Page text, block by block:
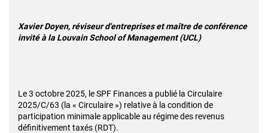
Xavier Doyen, réviseur d'entreprises et maître de conférence
invité à la Louvain School of Management (UCL)
Le 3 octobre 2025, le SPF Finances a publié la Circulaire
2025/C/63 (la « Circulaire ») relative à la condition de
participation minimale applicable au régime des revenus
définitivement taxés (RDT).